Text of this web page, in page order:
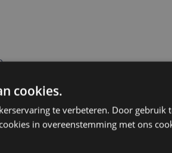
cookies.
te verbeteren. Door gebruik
in overeenstemming met ons